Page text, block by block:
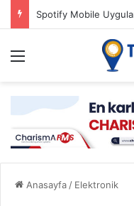
Spotify Mobile
Menü
Anasayfa/ Elektronik